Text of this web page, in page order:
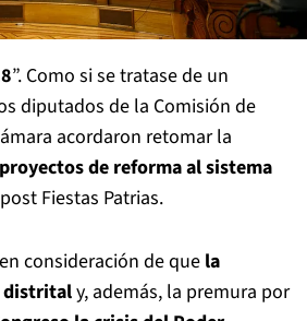
”. Como si se tratase de un
diputados de la Comisión de
acordaron retomar la
proyectos de reforma al sistema
post Fiestas Patrias.
consideración de que la
distritaly, además, la premura por